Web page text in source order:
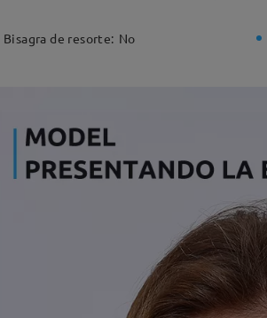
Bisagra de resorte: No